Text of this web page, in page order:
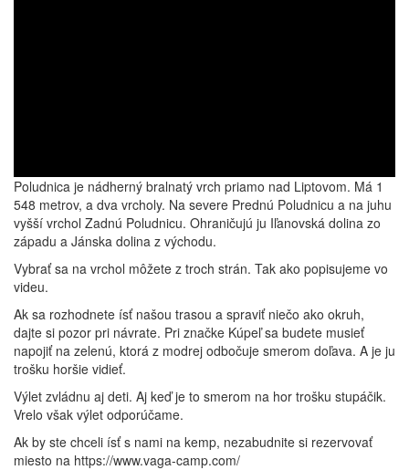
Poludnica je nádherný bralnatý vrch priamo nad Liptovom. Má 1
548 metrov, a dva vrcholy. Na severe Prednú Poludnicu a na juhu
vyšší vrchol Zadnú Poludnicu. Ohraničujú ju Iľanovská dolina zo
západu a Jánska dolina z východu.
Vybrať sa na vrchol môžete z troch strán. Tak ako popisujeme vo
videu.
Ak sa rozhodnete ísť našou trasou a spraviť niečo ako okruh,
dajte si pozor pri návrate. Pri značke Kúpeľ sa budete musieť
napojiť na zelenú, ktorá z modrej odbočuje smerom doľava. A je ju
trošku horšie vidieť.
Výlet zvládnu aj deti. Aj keď je to smerom na hor trošku stupáčik.
Vrelo však výlet odporúčame.
Ak by ste chceli ísť s nami na kemp, nezabudnite si rezervovať
miesto na https://www.vaga-camp.com/